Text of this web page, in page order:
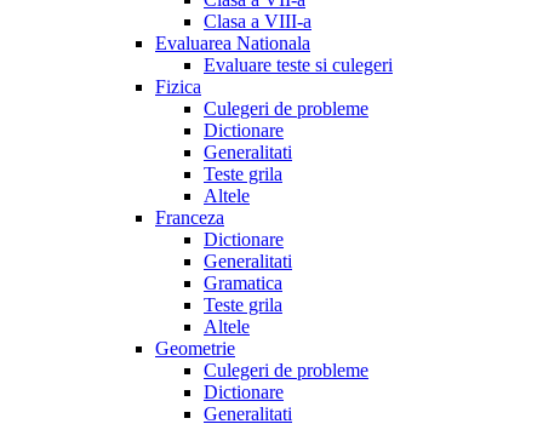
Clasa a VIII-a
Evaluarea Nationala
Evaluare teste si culegeri
Fizica
Culegeri de probleme
Dictionare
Generalitati
Teste grila
Altele
Franceza
Dictionare
Generalitati
Gramatica
Teste grila
Altele
Geometrie
Culegeri de probleme
Dictionare
Generalitati